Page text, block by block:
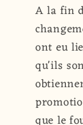
A la fin
ont eu
qu'ils
que le